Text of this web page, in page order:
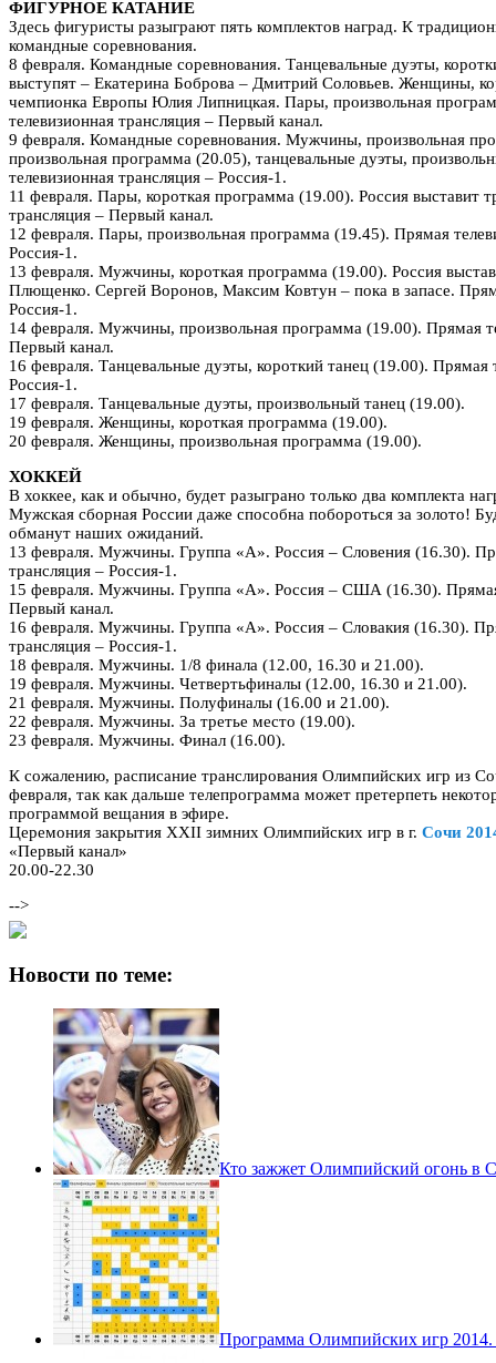
ФИГУРНОЕ КАТАНИЕ
Здесь фигуристы разыграют пять комплектов наград. К
командные соревнования.
8 февраля. Командные соревнования. Танцевальные дуэты,
выступят – Екатерина Боброва – Дмитрий Соловьев. Женщины,
чемпионка Европы Юлия Липницкая. Пары, произвольная
телевизионная трансляция – Первый канал.
9 февраля. Командные соревнования. Мужчины, произвольная
произвольная программа (20.05), танцевальные дуэты,
телевизионная трансляция – Россия-1.
11 февраля. Пары, короткая программа (19.00). Россия выставит
трансляция – Первый канал.
12 февраля. Пары, произвольная программа (19.45). Прямая
Россия-1.
13 февраля. Мужчины, короткая программа (19.00). Россия
Плющенко. Сергей Воронов, Максим Ковтун – пока в запасе.
Россия-1.
14 февраля. Мужчины, произвольная программа (19.00). Прямая
Первый канал.
16 февраля. Танцевальные дуэты, короткий танец (19.00). Прямая
Россия-1.
17 февраля. Танцевальные дуэты, произвольный танец (19.00).
19 февраля. Женщины, короткая программа (19.00).
20 февраля. Женщины, произвольная программа (19.00).
ХОККЕЙ
В хоккее, как и обычно, будет разыграно только два комплекта
Мужская сборная России даже способна побороться за золото!
обманут наших ожиданий.
13 февраля. Мужчины. Группа «А». Россия – Словения (16.30).
трансляция – Россия-1.
15 февраля. Мужчины. Группа «А». Россия – США (16.30). Прямая
Первый канал.
16 февраля. Мужчины. Группа «А». Россия – Словакия (16.30).
трансляция – Россия-1.
18 февраля. Мужчины. 1/8 финала (12.00, 16.30 и 21.00).
19 февраля. Мужчины. Четвертьфиналы (12.00, 16.30 и 21.00).
21 февраля. Мужчины. Полуфиналы (16.00 и 21.00).
22 февраля. Мужчины. За третье место (19.00).
23 февраля. Мужчины. Финал (16.00).
К сожалению, расписание транслирования Олимпийских игр из
февраля, так как дальше телепрограмма может претерпеть
программой вещания в эфире.
Церемония закрытия XXII зимних Олимпийских игр в г. Сочи
«Первый канал»
20.00-22.30
-->
Новости по теме:
Кто зажжет Олимпийский огонь в
Программа Олимпийских игр 2014.